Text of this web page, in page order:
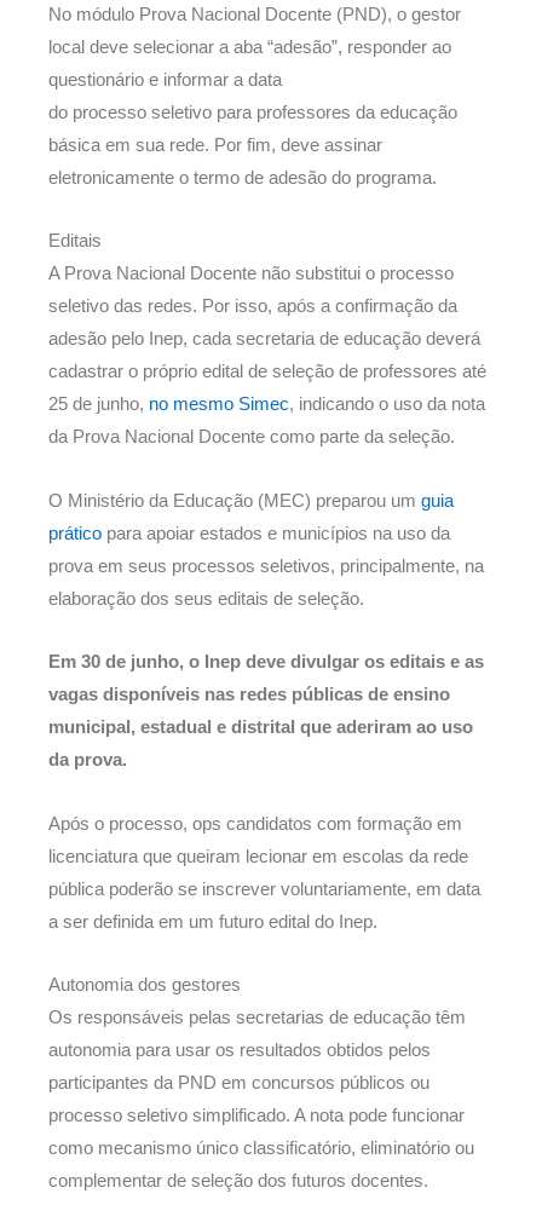
No módulo Prova Nacional Docente (PND), o gestor
local deve selecionar a aba “adesão”, responder ao
questionário e informar a data
do processo seletivo para professores da educação
básica em sua rede. Por fim, deve assinar
eletronicamente o termo de adesão do programa.
Editais
A Prova Nacional Docente não substitui o processo
seletivo das redes. Por isso, após a confirmação da
adesão pelo Inep, cada secretaria de educação deverá
cadastrar o próprio edital de seleção de professores até
25 de junho, no mesmo Simec, indicando o uso da nota
da Prova Nacional Docente como parte da seleção.
O Ministério da Educação (MEC) preparou um guia
prático para apoiar estados e municípios na uso da
prova em seus processos seletivos, principalmente, na
elaboração dos seus editais de seleção.
Em 30 de junho, o Inep deve divulgar os editais e as
vagas disponíveis nas redes públicas de ensino
municipal, estadual e distrital que aderiram ao uso
da prova.
Após o processo, ops candidatos com formação em
licenciatura que queiram lecionar em escolas da rede
pública poderão se inscrever voluntariamente, em data
a ser definida em um futuro edital do Inep.
Autonomia dos gestores
Os responsáveis pelas secretarias de educação têm
autonomia para usar os resultados obtidos pelos
participantes da PND em concursos públicos ou
processo seletivo simplificado. A nota pode funcionar
como mecanismo único classificatório, eliminatório ou
complementar de seleção dos futuros docentes.